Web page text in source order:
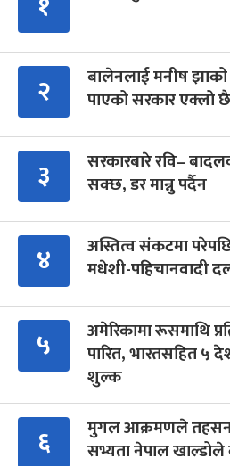
२
बालेनलाई मनीष
पाएको सरकार एक्लो
३
सरकारबारे रवि–
सक्छ, डर मान्नु पर्दैन
४
अस्तित्व संकटमा
मधेशी-पहिचानवादी
५
अमेरिकामा रूसमाथि
पारित, भारतसहित ५
शुल्क
६
मुगल आक्रमणले
सभ्यता नेपाल खाल्डोले